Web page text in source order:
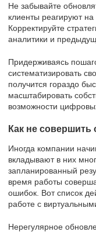
Не забывайте
клиенты реагируют
Корректируйте
аналитики и
Придерживаясь
систематизировать
получится гораздо
масштабировать
возможности
Как не совершить
Иногда компании
вкладывают в них
запланированный
время работы
ошибок. Вот список
работе с
Нерегулярное